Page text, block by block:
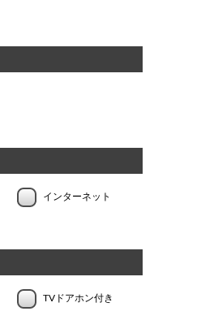
インターネット
TVドアホン付き